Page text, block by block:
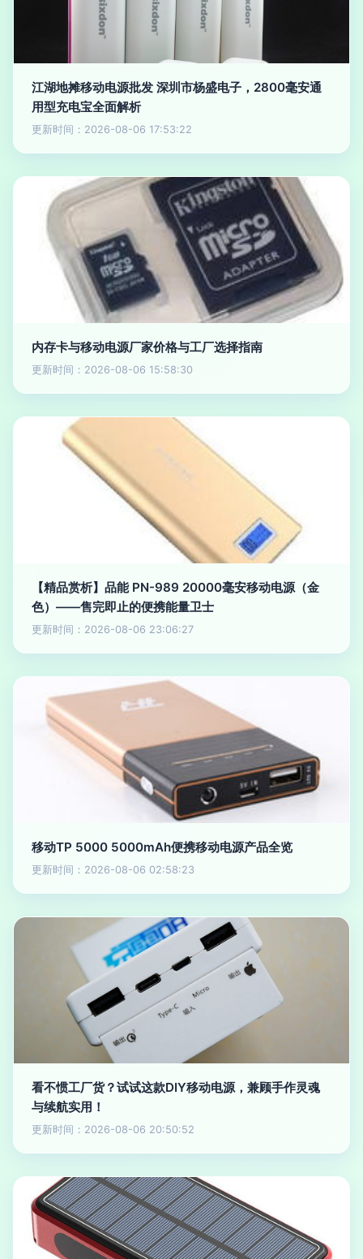
江湖地摊移动电源批发 深圳市杨盛电子，2800毫安通
用型充电宝全面解析
更新时间：2026-08-06 17:53:22
内存卡与移动电源厂家价格与工厂选择指南
更新时间：2026-08-06 15:58:30
【精品赏析】品能 PN-989 20000毫安移动电源（金
色）——售完即止的便携能量卫士
更新时间：2026-08-06 23:06:27
移动TP 5000 5000mAh便携移动电源产品全览
更新时间：2026-08-06 02:58:23
看不惯工厂货？试试这款DIY移动电源，兼顾手作灵魂
与续航实用！
更新时间：2026-08-06 20:50:52